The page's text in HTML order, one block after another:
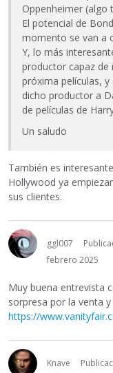
Oppenheimer (algo
El potencial de
momento se van a
Y, lo más
productor capaz de
próxima películas,
dicho productor a
de películas de
Un saludo
También es
Hollywood ya
sus clientes.
ggl007
febrero 2025
Muy buena entrevista
sorpresa por la venta
https://
Knave